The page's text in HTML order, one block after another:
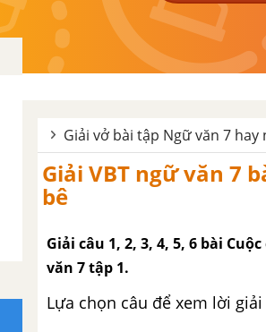
Giải vở bài tập Ngữ văn 7 hay
Giải VBT ngữ văn 7
bê
Giải câu 1, 2, 3, 4, 5, 6 bài
văn 7 tập 1.
Lựa chọn câu để xem lời